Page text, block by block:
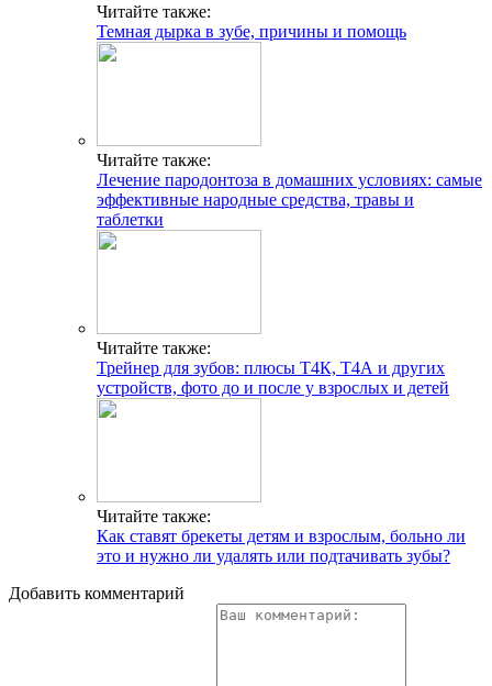
Читайте также:
Темная дырка в зубе, причины и помощь
Читайте также:
Лечение пародонтоза в домашних условиях: самые
эффективные народные средства, травы и
таблетки
Читайте также:
Трейнер для зубов: плюсы Т4К, Т4А и других
устройств, фото до и после у взрослых и детей
Читайте также:
Как ставят брекеты детям и взрослым, больно ли
это и нужно ли удалять или подтачивать зубы?
Добавить комментарий